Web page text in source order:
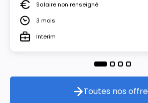
SalaireSalaire non renseigné
Durée3 mois
TypeInterim
Toutes
Toutes nos